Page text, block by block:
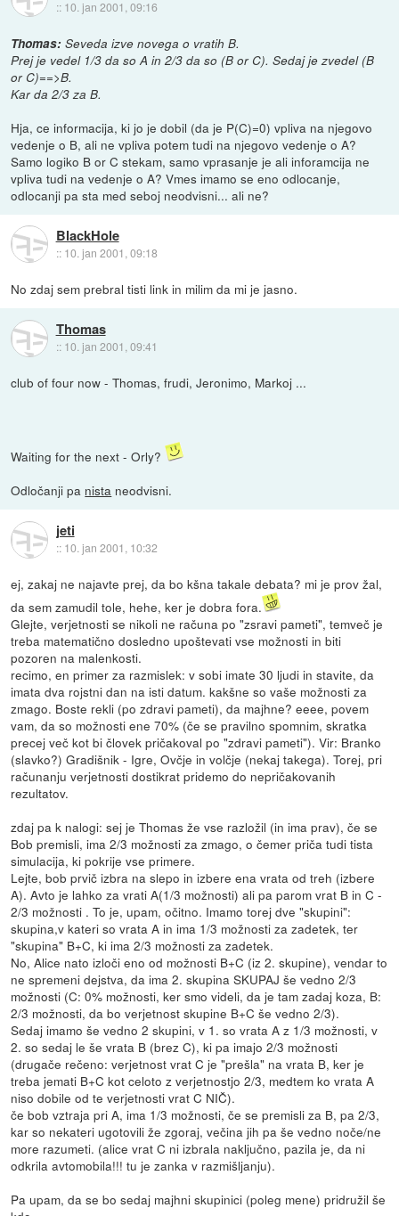
:: 10. jan 2001, 09:16
Thomas: Seveda izve novega o vratih B.
Prej je vedel 1/3 da so A in 2/3 da so (B or C). Sedaj je zvedel (B
or C)==>B.
Kar da 2/3 za B.
Hja, ce informacija, ki jo je dobil (da je P(C)=0) vpliva na njegovo
vedenje o B, ali ne vpliva potem tudi na njegovo vedenje o A?
Samo logiko B or C stekam, samo vprasanje je ali inforamcija ne
vpliva tudi na vedenje o A? Vmes imamo se eno odlocanje,
odlocanji pa sta med seboj neodvisni... ali ne?
BlackHole
:: 10. jan 2001, 09:18
No zdaj sem prebral tisti link in milim da mi je jasno.
Thomas
:: 10. jan 2001, 09:41
club of four now - Thomas, frudi, Jeronimo, Markoj ...
Waiting for the next - Orly?
Odločanji pa nista neodvisni.
jeti
:: 10. jan 2001, 10:32
ej, zakaj ne najavte prej, da bo kšna takale debata? mi je prov žal,
da sem zamudil tole, hehe, ker je dobra fora.
Glejte, verjetnosti se nikoli ne računa po "zsravi pameti", temveč je
treba matematično dosledno upoštevati vse možnosti in biti
pozoren na malenkosti.
recimo, en primer za razmislek: v sobi imate 30 ljudi in stavite, da
imata dva rojstni dan na isti datum. kakšne so vaše možnosti za
zmago. Boste rekli (po zdravi pameti), da majhne? eeee, povem
vam, da so možnosti ene 70% (če se pravilno spomnim, skratka
precej več kot bi človek pričakoval po "zdravi pameti"). Vir: Branko
(slavko?) Gradišnik - Igre, Ovčje in volčje (nekaj takega). Torej, pri
računanju verjetnosti dostikrat pridemo do nepričakovanih
rezultatov.
zdaj pa k nalogi: sej je Thomas že vse razložil (in ima prav), če se
Bob premisli, ima 2/3 možnosti za zmago, o čemer priča tudi tista
simulacija, ki pokrije vse primere.
Lejte, bob prvič izbra na slepo in izbere ena vrata od treh (izbere
A). Avto je lahko za vrati A(1/3 možnosti) ali pa parom vrat B in C -
2/3 možnosti . To je, upam, očitno. Imamo torej dve "skupini":
skupina,v kateri so vrata A in ima 1/3 možnosti za zadetek, ter
"skupina" B+C, ki ima 2/3 možnosti za zadetek.
No, Alice nato izloči eno od možnosti B+C (iz 2. skupine), vendar to
ne spremeni dejstva, da ima 2. skupina SKUPAJ še vedno 2/3
možnosti (C: 0% možnosti, ker smo videli, da je tam zadaj koza, B:
2/3 možnosti, da bo verjetnost skupine B+C še vedno 2/3).
Sedaj imamo še vedno 2 skupini, v 1. so vrata A z 1/3 možnosti, v
2. so sedaj le še vrata B (brez C), ki pa imajo 2/3 možnosti
(drugače rečeno: verjetnost vrat C je "prešla" na vrata B, ker je
treba jemati B+C kot celoto z verjetnostjo 2/3, medtem ko vrata A
niso dobile od te verjetnosti vrat C NIČ).
če bob vztraja pri A, ima 1/3 možnosti, če se premisli za B, pa 2/3,
kar so nekateri ugotovili že zgoraj, večina jih pa še vedno noče/ne
more razumeti. (alice vrat C ni izbrala naključno, pazila je, da ni
odkrila avtomobila!!! tu je zanka v razmišljanju).
Pa upam, da se bo sedaj majhni skupinici (poleg mene) pridružil še